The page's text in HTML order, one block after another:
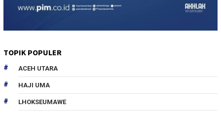
TOPIK POPULER
ACEH UTARA
HAJI UMA
LHOKSEUMAWE